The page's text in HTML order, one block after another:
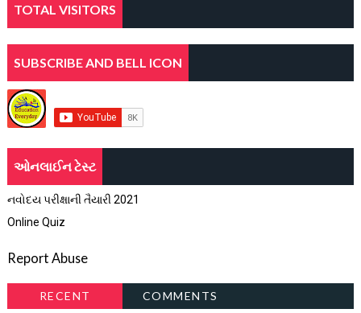
TOTAL VISITORS
SUBSCRIBE AND BELL ICON
ઓનલાઈન ટેસ્ટ
નવોદય પરીક્ષાની તૈયારી 2021
Online Quiz
Report Abuse
RECENT COMMENTS